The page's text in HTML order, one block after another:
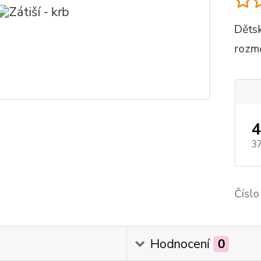
Číslo
Hodnocení 0